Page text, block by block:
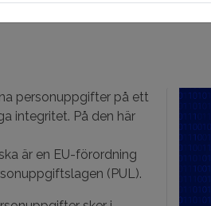
personuppgifter på ett
integritet. På den här
är en EU-förordning
(PUL).